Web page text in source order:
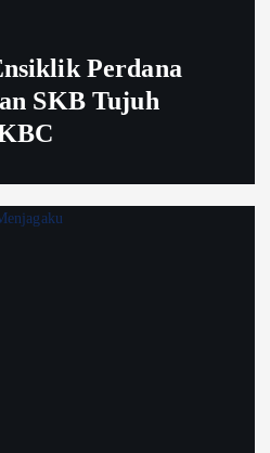
Perdana
SKB Tujuh